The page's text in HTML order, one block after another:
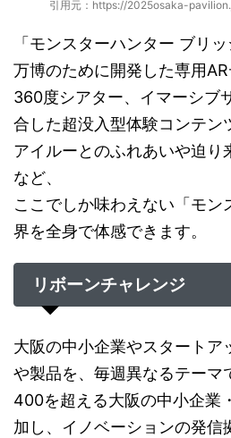
引用元：https://2025osaka-
「モンスターハンター ブリ
万博のために開発した専用AR
360度シアター、イマーシブ
合した超没入型体験コンテン
アイルーとのふれあいや迫り
など、
ここでしか味わえない「モン
界を全身で体感できます。
リボーンチャレンジ
大阪の中小企業やスタートア
や製品を、毎週異なるテーマ
400を超える大阪の中小企業
加し、イノベーションの発信